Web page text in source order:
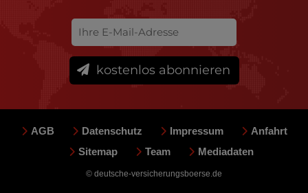
kostenlos abonnieren
AGB Datenschutz Impressum
Anfahrt
Sitemap
Team Mediadaten
© deutsche-versicherungsboerse.de